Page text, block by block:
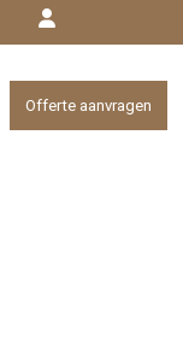
Offerte aanvragen